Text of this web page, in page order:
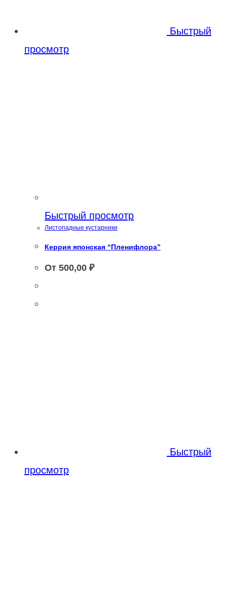
Быстрый
просмотр
Быстрый просмотр
Листопадные кустарники
Керрия японская “Пленифлора”
От 500,00 ₽
Быстрый
просмотр